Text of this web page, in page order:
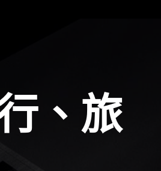
、旅